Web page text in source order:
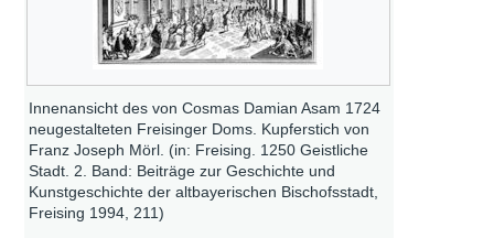
Innenansicht des von Cosmas Damian Asam 1724
neugestalteten Freisinger Doms. Kupferstich von
Franz Joseph Mörl. (in: Freising. 1250 Geistliche
Stadt. 2. Band: Beiträge zur Geschichte und
Kunstgeschichte der altbayerischen Bischofsstadt,
Freising 1994, 211)